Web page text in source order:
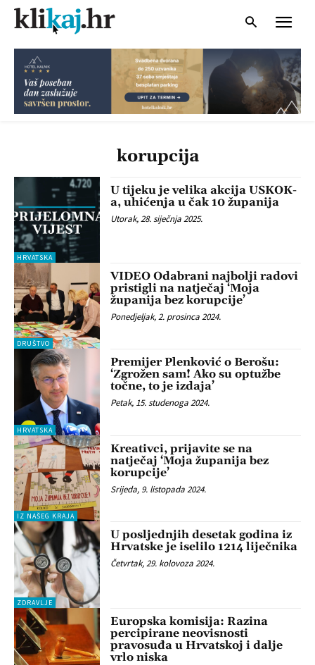
korupcija
HRVATSKA
U tijeku je velika akcija USKOK-
a, uhićenja u čak 10 županija
Utorak, 28. siječnja 2025.
DRUŠTVO
VIDEO Odabrani najbolji radovi
pristigli na natječaj ‘Moja
županija bez korupcije’
Ponedjeljak, 2. prosinca 2024.
HRVATSKA
Premijer Plenković o Berošu:
‘Zgrožen sam! Ako su optužbe
točne, to je izdaja’
Petak, 15. studenoga 2024.
IZ NAŠEG KRAJA
Kreativci, prijavite se na
natječaj ‘Moja županija bez
korupcije’
Srijeda, 9. listopada 2024.
ZDRAVLJE
U posljednjih desetak godina iz
Hrvatske je iselilo 1214 liječnika
Četvrtak, 29. kolovoza 2024.
Europska komisija: Razina
percipirane neovisnosti
pravosuđa u Hrvatskoj i dalje
vrlo niska